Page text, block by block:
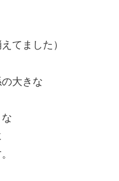
てました）
大きな